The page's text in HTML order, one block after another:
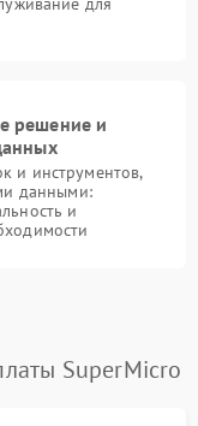
решение и
и инструментов,
данными:
и
SuperMicro